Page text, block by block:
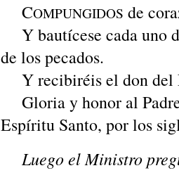
COMPUNGIDOS de
Y bautícese cada uno
de los pecados.
Y recibiréis el don del
Gloria y honor al
Espíritu Santo, por los
Luego el Ministro